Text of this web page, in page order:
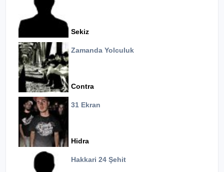
Sekiz
Zamanda Yolculuk
Contra
31 Ekran
Hidra
Hakkari 24 Şehit